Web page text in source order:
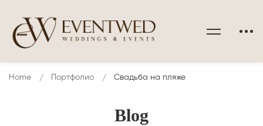
Blog
Home Портфолио Свадьба на пляже